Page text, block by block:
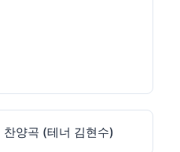
양곡 (테너 김현수)